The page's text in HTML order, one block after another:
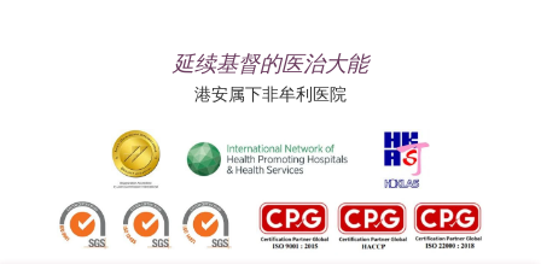
延续基督的医治大能
港安属下非牟利医院